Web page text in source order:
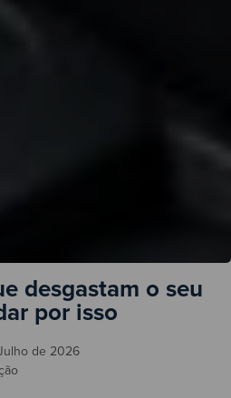
desgastam o seu
por isso
de 2026